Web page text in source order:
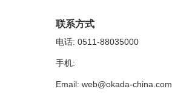
联系方式
电话: 0511-88035000
手机:
Email: web@okada-china.com